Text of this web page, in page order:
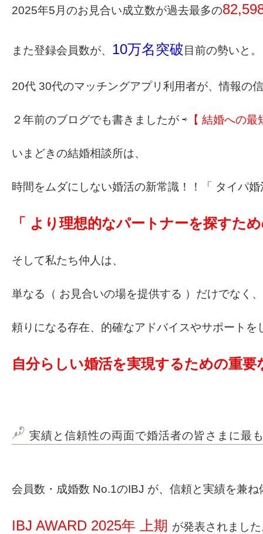
2025年5月のお見合い成立数が過去最多の
また登録会員数が、 10万名突破目前の勢いと。
20代 30代のマッチングアプリ利用者が、情報の
２年前のブログでも書きましたが ⇨ 【 結婚への最
いまどきの結婚相談所は、
時間をムダにしない婚活の新常識！！ 「 タイパ
「 より理想的なパートナーを探すた
そして私たち仲人は、
単なる（ お見合いの場を提供する ）だけでなく、
頼りになる存在、的確なアドバイスやサポートを
自分らしい婚活を実現するための重
実績と信頼性の両面で婚活者の皆さまに最
会員数 ・ 成婚数 No.1のIBJ が、 信頼と実績を兼ね
IBJ AWARD 2025年 上期 が発表されまし